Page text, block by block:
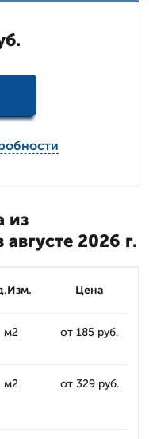
из
2026 г.
Цена
м2 от 185 руб.
м2 от 329 руб.